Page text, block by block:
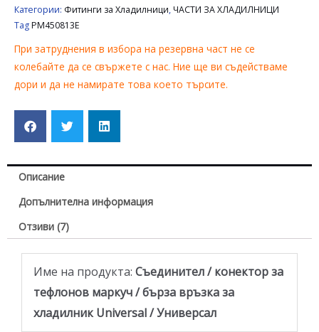
Категории: Фитинги за Хладилници,ЧАСТИ ЗА ХЛАДИЛНИЦИ
TagPM450813E
При затруднения в избора на резервна част не се
колебайте да се свържете с нас. Ние ще ви съдействаме
дори и да не намирате това което търсите.
Описание
Допълнителна информация
Отзиви (7)
Име на продукта: Съединител / конектор за
тефлонов маркуч / бърза връзка за
хладилник Universal / Универсал